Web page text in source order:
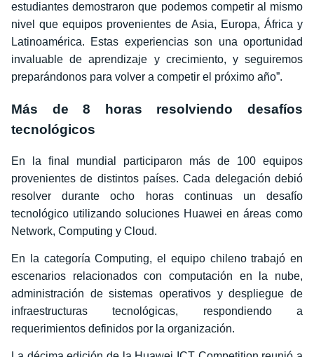
estudiantes demostraron que podemos competir al mismo
nivel que equipos provenientes de Asia, Europa, África y
Latinoamérica. Estas experiencias son una oportunidad
invaluable de aprendizaje y crecimiento, y seguiremos
preparándonos para volver a competir el próximo año”.
Más de 8 horas resolviendo desafíos
tecnológicos
En la final mundial participaron más de 100 equipos
provenientes de distintos países. Cada delegación debió
resolver durante ocho horas continuas un desafío
tecnológico utilizando soluciones Huawei en áreas como
Network, Computing y Cloud.
En la categoría Computing, el equipo chileno trabajó en
escenarios relacionados con computación en la nube,
administración de sistemas operativos y despliegue de
infraestructuras tecnológicas, respondiendo a
requerimientos definidos por la organización.